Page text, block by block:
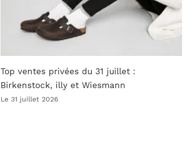
Top ventes privées du 31 juillet :
Birkenstock, illy et Wiesmann
Le 31 juillet 2026